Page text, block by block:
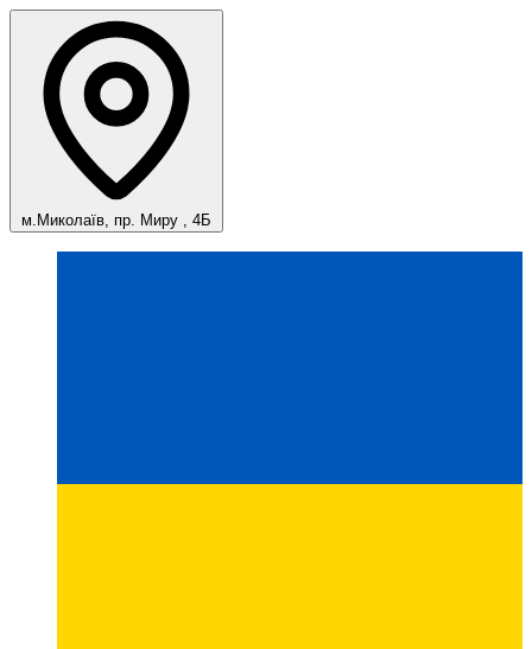
м.Миколаїв, пр. Миру , 4Б